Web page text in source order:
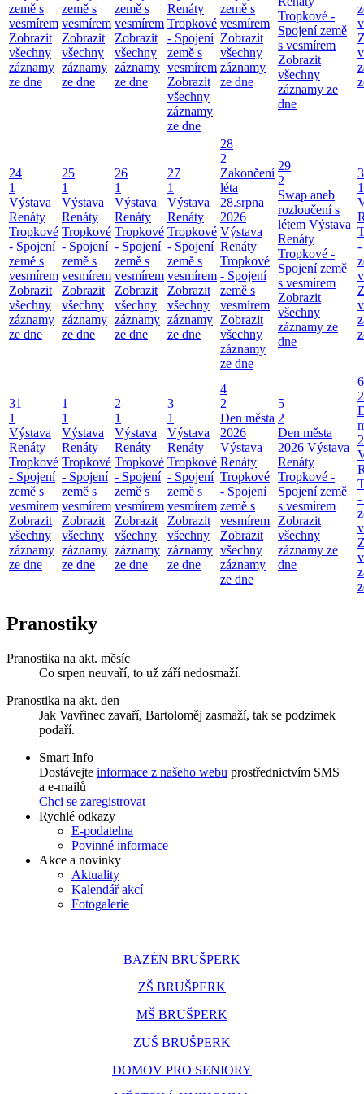
země s
vesmírem
Zobrazit
všechny
záznamy
ze dne
země s
vesmírem
Zobrazit
všechny
záznamy
ze dne
země s
vesmírem
Zobrazit
všechny
záznamy
ze dne
Renáty
Tropkové
- Spojení
země s
vesmírem
Zobrazit
všechny
záznamy
ze dne
země s
vesmírem
Zobrazit
všechny
záznamy
ze dne
Tropkové -
Spojení země
s vesmírem
Zobrazit
všechny
záznamy ze
dne
24
1
Výstava
Renáty
Tropkové
- Spojení
země s
vesmírem
Zobrazit
všechny
záznamy
ze dne
25
1
Výstava
Renáty
Tropkové
- Spojení
země s
vesmírem
Zobrazit
všechny
záznamy
ze dne
26
1
Výstava
Renáty
Tropkové
- Spojení
země s
vesmírem
Zobrazit
všechny
záznamy
ze dne
27
1
Výstava
Renáty
Tropkové
- Spojení
země s
vesmírem
Zobrazit
všechny
záznamy
ze dne
28
2
Zakončení
léta
28.srpna
2026
Výstava
Renáty
Tropkové
- Spojení
země s
vesmírem
Zobrazit
všechny
záznamy
ze dne
29
2
Swap aneb
rozloučení s
létem Výstava
Renáty
Tropkové -
Spojení země
s vesmírem
Zobrazit
všechny
záznamy ze
dne
1
-
31
1
Výstava
Renáty
Tropkové
- Spojení
země s
vesmírem
Zobrazit
všechny
záznamy
ze dne
1
1
Výstava
Renáty
Tropkové
- Spojení
země s
vesmírem
Zobrazit
všechny
záznamy
ze dne
2
1
Výstava
Renáty
Tropkové
- Spojení
země s
vesmírem
Zobrazit
všechny
záznamy
ze dne
3
1
Výstava
Renáty
Tropkové
- Spojení
země s
vesmírem
Zobrazit
všechny
záznamy
ze dne
4
2
Den města
2026
Výstava
Renáty
Tropkové
- Spojení
země s
vesmírem
Zobrazit
všechny
záznamy
ze dne
5
2
Den města
2026 Výstava
Renáty
Tropkové -
Spojení země
s vesmírem
Zobrazit
všechny
záznamy ze
dne
6
2
-
Pranostiky
Pranostika na akt. měsíc
Co srpen neuvaří, to už září nedosmaží.
Pranostika na akt. den
Jak Vavřinec zavaří, Bartoloměj zasmaží, tak se podzimek
podaří.
Smart Info
Dostávejte informace z našeho webu prostřednictvím SMS
a e-mailů
Chci se zaregistrovat
Rychlé odkazy
E-podatelna
Povinné informace
Akce a novinky
Aktuality
Kalendář akcí
Fotogalerie
BAZÉN BRUŠPERK
ZŠ BRUŠPERK
MŠ BRUŠPERK
ZUŠ BRUŠPERK
DOMOV PRO SENIORY